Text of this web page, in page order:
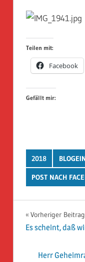
Reisen
Teilen mit:
Facebook
Gefällt mir:
2018
POST NACH
Vorheriger Beitrag
Es scheint, daß
Herr